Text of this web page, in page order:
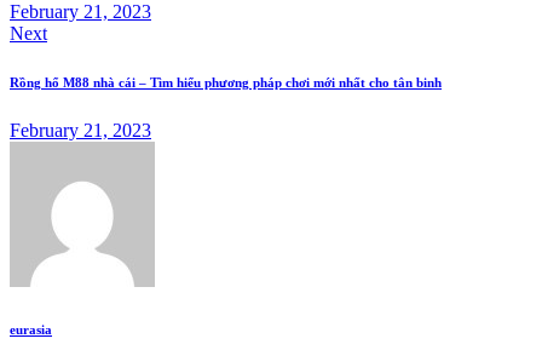
February 21, 2023
Next
Rồng hổ M88 nhà cái – Tìm hiểu phương pháp chơi mới nhất cho tân binh
February 21, 2023
eurasia